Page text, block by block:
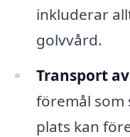
inkluderar
golvvård.
Transport
föremål som
plats kan